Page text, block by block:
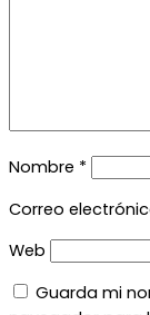
Nombre *
Correo
Web
Guarda mi